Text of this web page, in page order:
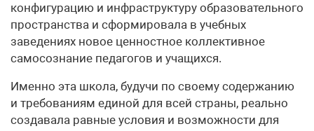
конфигурацию и инфраструктуру образовательного
пространства и сформировала в учебных
заведениях новое ценностное коллективное
самосознание педагогов и учащихся.
Именно эта школа, будучи по своему содержанию
и требованиям единой для всей страны, реально
создавала равные условия и возможности для